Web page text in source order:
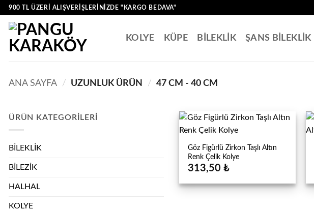
İçeriğe
900 TL ÜZERI ALIŞVERIŞLERINIZDE "KARGO BEDAVA"
KOLYE KÜPE BİLEKLİK ŞANS BİLEKLİK
ANA SAYFA / UZUNLUK ÜRÜN / 47 CM - 40 CM
ÜRÜN KATEGORILERI
BİLEKLİK
BİLEZİK
HALHAL
KOLYE
Göz Figürlü Zirkon Taşlı Altın
Renk Çelik Kolye
313,50₺